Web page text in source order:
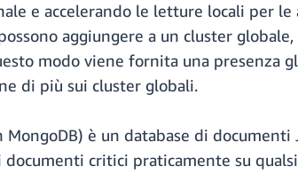
e accelerando le letture locali per
aggiungere a un cluster
modo viene fornita una presenza
di più sui cluster globali.
è un database di
critici praticamente su